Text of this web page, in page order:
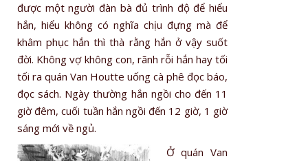
được một người đàn bà đủ trình độ để hiểu
hắn, hiểu không có nghĩa chịu đựng mà để
khâm phục hắn thì thà rằng hắn ở vậy suốt
đời. Không vợ không con, rãnh rỗi hắn hay tối
tối ra quán Van Houtte uống cà phê đọc báo,
đọc sách. Ngày thường hắn ngồi cho đến 11
giờ đêm, cuối tuần hắn ngồi đến 12 giờ, 1 giờ
sáng mới về ngủ.
Ở quán Van